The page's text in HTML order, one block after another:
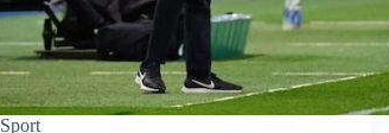
Sport